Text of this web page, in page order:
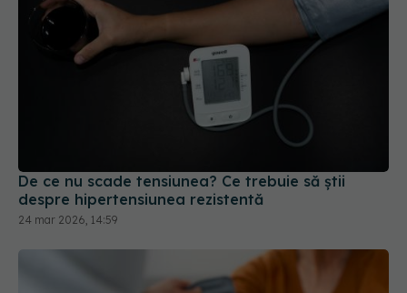
De ce nu scade tensiunea? Ce trebuie să știi
despre hipertensiunea rezistentă